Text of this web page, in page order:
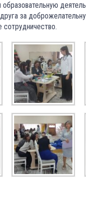
образовательную
за
сотрудничество.